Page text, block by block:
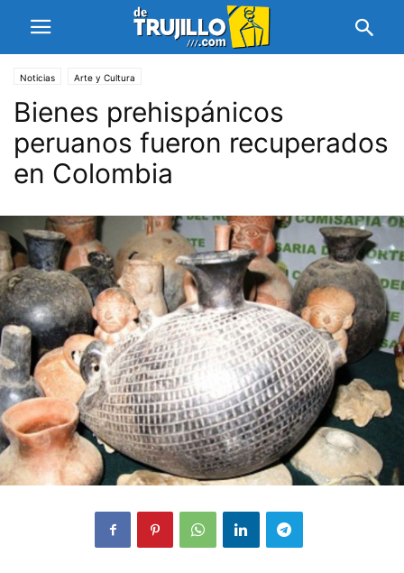
Noticias Arte y Cultura
Bienes prehispánicos
peruanos fueron recuperados
en Colombia